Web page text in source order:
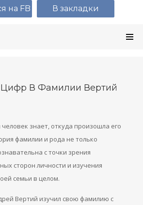
Цифр В Фамилии Вертий
знает, откуда произошла его
фамилии и рода не только
с точки зрения
сторон личности и изучения
семьи в целом.
Вертий изучил свою фамилию с
на FB В закладки